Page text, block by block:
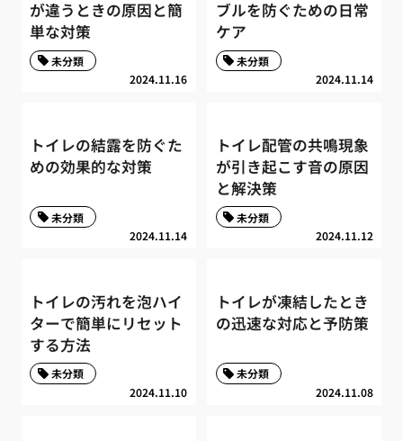
が違うときの原因と簡
単な対策
2024.11.16
未分類
ブルを防ぐための日常
ケア
2024.11.14
未分類
トイレの結露を防ぐた
めの効果的な対策
2024.11.14
未分類
トイレ配管の共鳴現象
が引き起こす音の原因
と解決策
2024.11.12
未分類
トイレの汚れを泡ハイ
ターで簡単にリセット
する方法
2024.11.10
未分類
トイレが凍結したとき
の迅速な対応と予防策
2024.11.08
未分類